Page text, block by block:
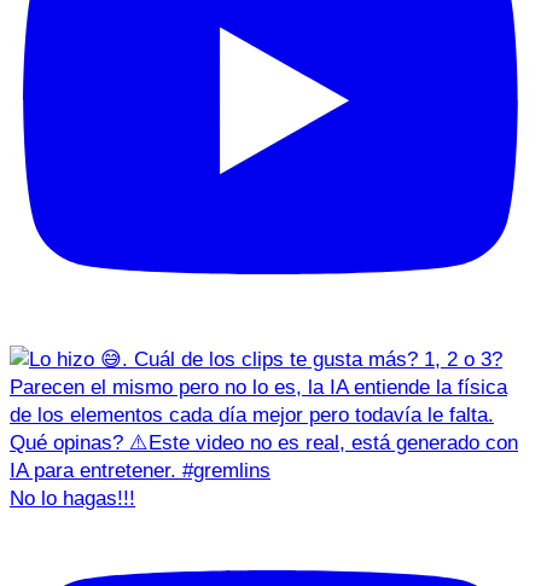
No lo hagas!!!